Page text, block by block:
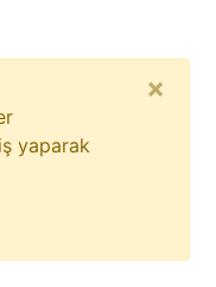
yaparak
×